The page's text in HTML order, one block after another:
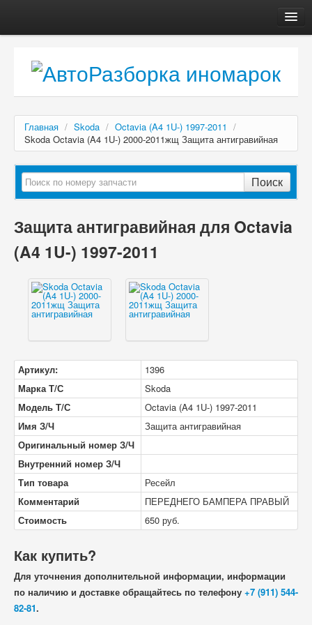
Автосервис
Как купить
Главная / Skoda / Octavia (A4 1U-) 1997-2011 /
Skoda Octavia (A4 1U-) 2000-2011жщ Защита антигравийная
Поиск
Защита антигравийная для Octavia
(A4 1U-) 1997-2011
Артикул:
1396
Марка Т/С
Skoda
Модель Т/С
Octavia (A4 1U-) 1997-2011
Имя З/Ч
Защита антигравийная
Оригинальный номер З/Ч
Внутренний номер З/Ч
Тип товара
Ресейл
Комментарий
ПЕРЕДНЕГО БАМПЕРА ПРАВЫЙ
Стоимость
650 руб.
Как купить?
Для уточнения дополнительной информации, информации
по наличию и доставке обращайтесь по телефону +7 (911) 544-
82-81.